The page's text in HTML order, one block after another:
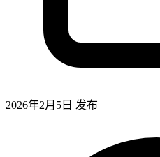
2026年2月5日 发布